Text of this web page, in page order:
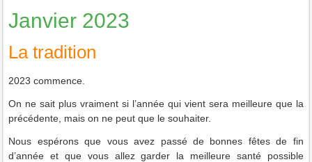
Janvier 2023
La tradition
2023 commence.
On ne sait plus vraiment si l’année qui vient sera meilleure que la
précédente, mais on ne peut que le souhaiter.
Nous espérons que vous avez passé de bonnes fêtes de fin
d’année et que vous allez garder la meilleure santé possible